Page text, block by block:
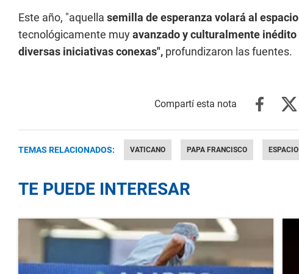
Este año, "aquella semilla de esperanza volará al espacio
tecnológicamente muyavanzado y culturalmente inédito
diversas iniciativas conexas", profundizaron las fuentes.
TEMAS RELACIONADOS: VATICANO PAPA FRANCISCO ESPACIO
TE PUEDE INTERESAR